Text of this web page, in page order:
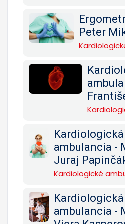
Peter
Kardiologická
ambulancia -
Juraj
Kardiologické
Kardiologická
ambulancia -